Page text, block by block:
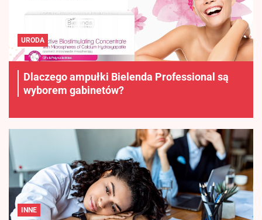
URODA
Dlaczego ampułki Bielenda Professional są
wyborem gabinetów?
INNE